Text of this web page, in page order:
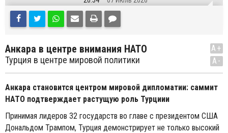
Анкара в центре внимания НАТО
Турция в центре мировой политики
A+
A-
Анкара становится центром мировой дипломатии: саммит
НАТО подтверждает растущую роль Турциии
Принимая лидеров 32 государств во главе с президентом США
Дональдом Трампом, Турция демонстрирует не только высокий